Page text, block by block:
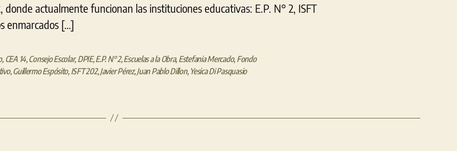
donde actualmente funcionan las instituciones educativas: E.P. N° 2, ISFT
enmarcados […]
, CEA 14,Consejo Escolar,DPIE,E.P. N° 2,Escuelas a la Obra, Estefania Mercado, Fondo
,Guillermo Espósito, ISFT 202,Javier Pérez,Juan Pablo Dillon, Yesica Di Pasquasio